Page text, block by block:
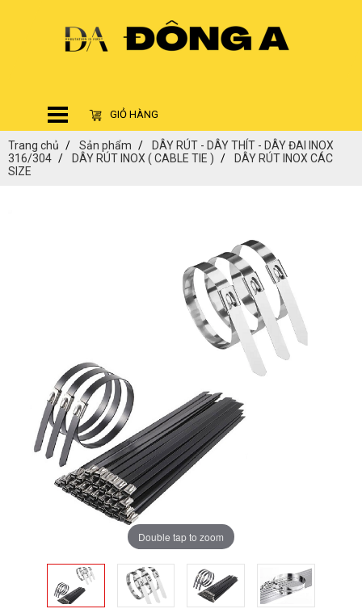
GIỎ HÀNG
Trang chủ Sản phẩm
DÂY RÚT - DÂY THÍT - DÂY ĐAI INOX
316/304
DÂY RÚT INOX ( CABLE TIE )
DÂY RÚT INOX CÁC
SIZE
Double tap to zoom